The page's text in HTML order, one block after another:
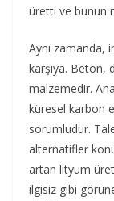
üretti ve bunun
Aynı zamanda,
karşıya. Beton,
malzemedir.
küresel karbon
sorumludur.
alternatifler
artan lityum
ilgisiz gibi